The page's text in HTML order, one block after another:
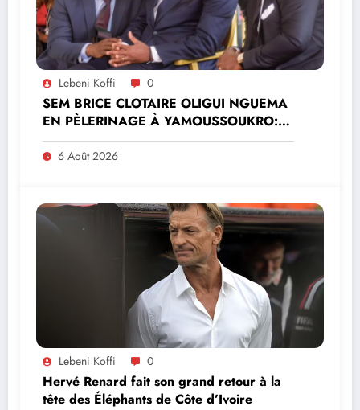
Lebeni Koffi 0
SEM BRICE CLOTAIRE OLIGUI NGUEMA
EN PÈLERINAGE À YAMOUSSOUKRO:LE
MINISTRE PAULIN CLAUDE DANHO
PREND PART À LA CÉRÉMONIE
6 Août 2026
Lebeni Koffi 0
Hervé Renard fait son grand retour à la
tête des Éléphants de Côte d’Ivoire